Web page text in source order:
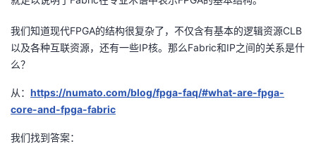
验
收
藏
议
我们知道现代FPGA的结构很复杂了，不仅含有基本的逻辑资源CLB
以及各种互联资源，还有一些IP核。那么Fabric和IP之间的关系是什
么？
从： https://numato.com/blog/fpga-faq/#what-are-fpga-
core-and-fpga-fabric
我们找到答案：